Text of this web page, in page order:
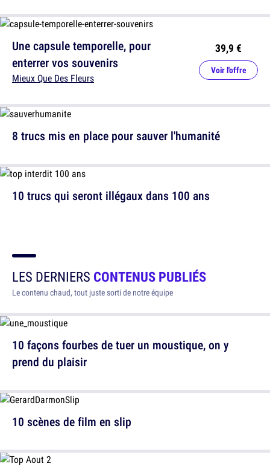
Une capsule temporelle, pour
enterrer vos souvenirs
Mieux Que Des Fleurs
39,9 €
Voir l'offre
10 trucs qui seront illégaux dans 100 ans
8 trucs mis en place pour sauver l'humanité
LES DERNIERS CONTENUS PUBLIÉS
Le contenu chaud, tout juste sorti de notre équipe
10 façons fourbes de tuer un moustique, on y
prend du plaisir
10 scènes de film en slip